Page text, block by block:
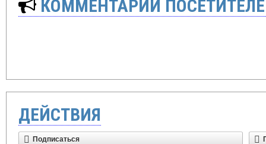
КОММЕНТАРИИ
ДЕЙСТВИЯ
Подписаться